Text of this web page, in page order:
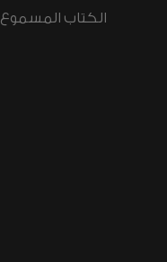
الكتاب المسموع